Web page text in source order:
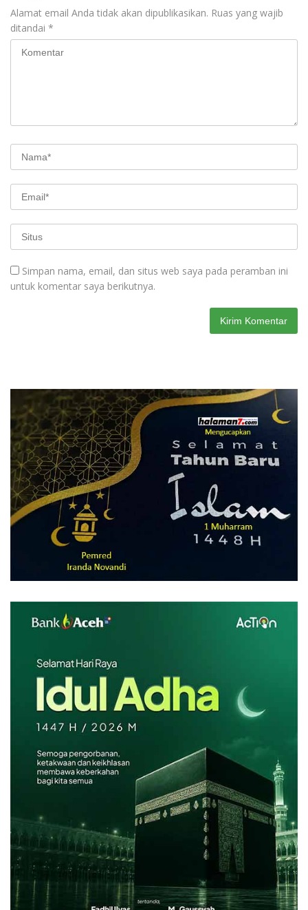
Alamat email Anda tidak akan dipublikasikan. Ruas yang wajib
ditandai *
Simpan nama, email, dan situs web saya pada peramban ini
untuk komentar saya berikutnya.